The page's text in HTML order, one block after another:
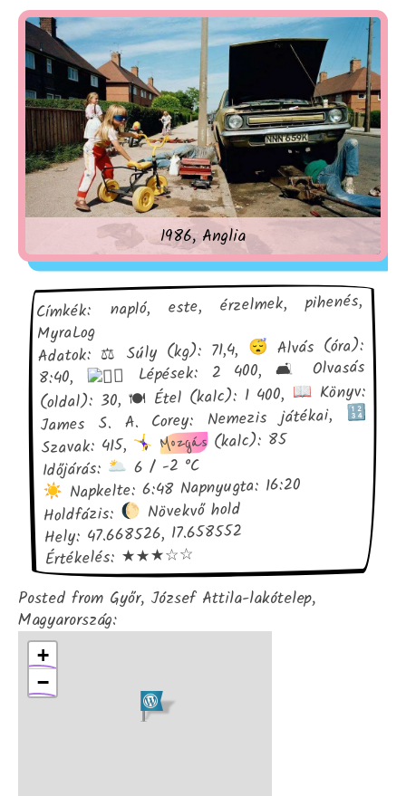
1986, Anglia
Címkék: napló, este, érzelmek, pihenés,
MyraLog
Adatok: ⚖ Súly (kg): 71,4, Alvás (óra):
8:40, Lépések: 2 400, 🛋 Olvasás
(oldal): 30, 🍽 Étel (kalc): 1 400, Könyv:
James S. A. Corey: Nemezis játékai,
Szavak: 415, Mozgás(kalc): 85
Időjárás: 6 / -2 °C
Napkelte: 6:48 Napnyugta: 16:20
Holdfázis: Növekvő hold
Hely: 47.668526, 17.658552
Értékelés: ★★★☆☆
Posted from Győr, József Attila-lakótelep,
Magyarország:
+
−